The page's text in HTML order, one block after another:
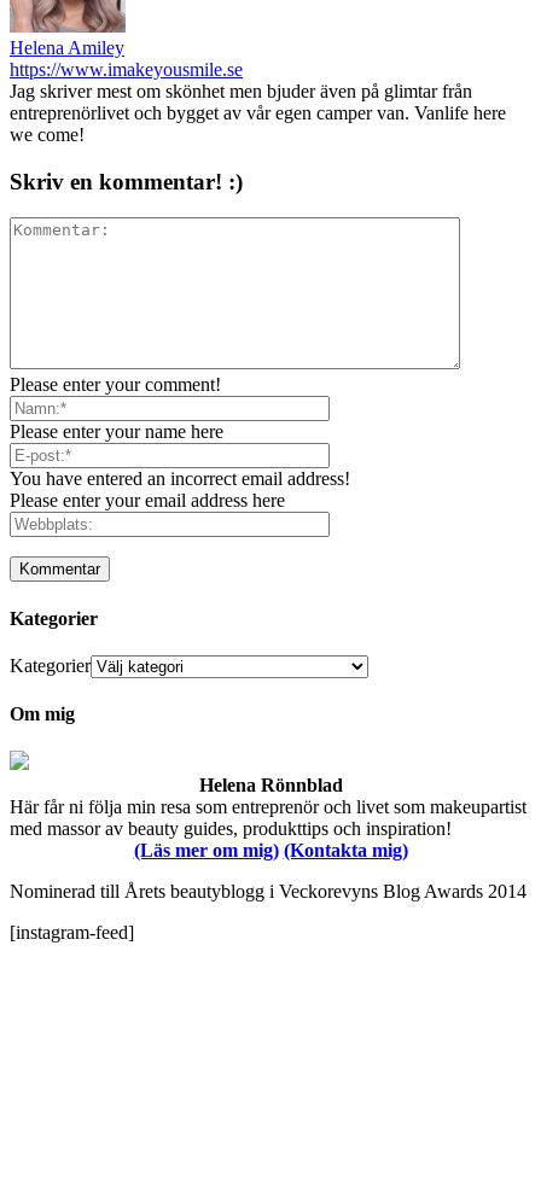
Helena Amiley
https://www.imakeyousmile.se
Jag skriver mest om skönhet men bjuder även på glimtar från
entreprenörlivet och bygget av vår egen camper van. Vanlife here
we come!
Skriv en kommentar! :)
Please enter your comment!
Please enter your name here
You have entered an incorrect email address!
Please enter your email address here
Kategorier
Kategorier
Om mig
Helena Rönnblad
Här får ni följa min resa som entreprenör och livet som makeupartist
med massor av beauty guides, produkttips och inspiration!
(Läs mer om mig) (Kontakta mig)
Nominerad till Årets beautyblogg i Veckorevyns Blog Awards 2014
[instagram-feed]